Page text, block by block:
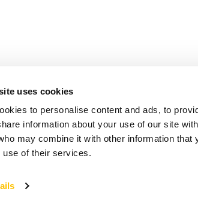
uses cookies
to personalise content and ads, to
information about your use of our site
may combine it with other information that
use of their services.
United States. Szeretné felkeresni a helyi